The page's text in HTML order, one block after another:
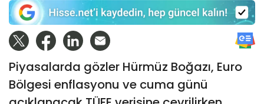
Piyasalarda gözler Hürmüz Boğazı, Euro
Bölgesi enflasyonu ve cuma günü